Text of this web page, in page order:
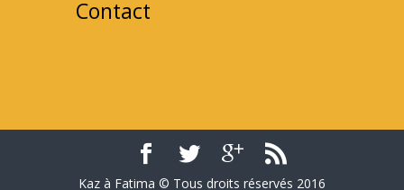
Contact
Kaz à Fatima © Tous droits réservés 2016